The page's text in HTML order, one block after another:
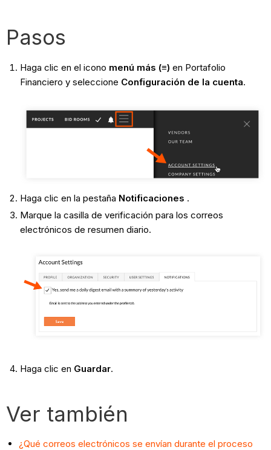
Pasos
Haga clic en el icono menú más (≡) en Portafolio
Financiero y seleccione Configuración de la cuenta.
Haga clic en la pestaña Notificaciones .
Marque la casilla de verificación para los correos
electrónicos de resumen diario.
Haga clic en Guardar.
Ver también
¿Qué correos electrónicos se envían durante el proceso